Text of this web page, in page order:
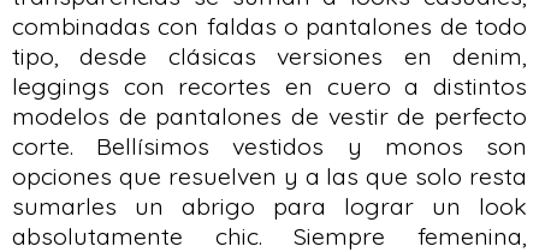
combinadas con faldas o pantalones de todo
tipo, desde clásicas versiones en denim,
leggings con recortes en cuero a distintos
modelos de pantalones de vestir de perfecto
corte. Bellísimos vestidos y monos son
opciones que resuelven y a las que solo resta
sumarles un abrigo para lograr un look
absolutamente chic. Siempre femenina,